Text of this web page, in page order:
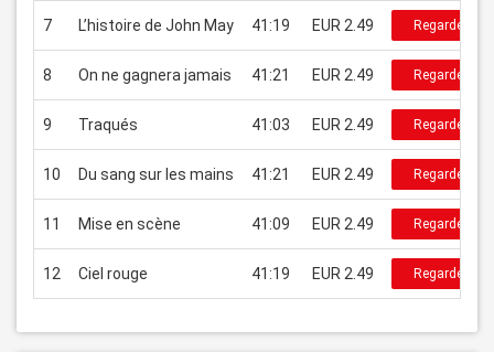
7 L’histoire de John May 41:19 EUR 2.49 Regarder
8 On ne gagnera jamais 41:21 EUR 2.49 Regarder
9 Traqués 41:03 EUR 2.49 Regarder
10 Du sang sur les mains 41:21 EUR 2.49 Regarder
11 Mise en scène 41:09 EUR 2.49 Regarder
12 Ciel rouge 41:19 EUR 2.49 Regarder